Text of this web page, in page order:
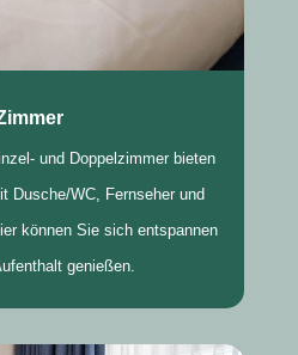
und Doppelzimmer bieten
Dusche/WC, Fernseher und
können Sie sich entspannen
genießen.